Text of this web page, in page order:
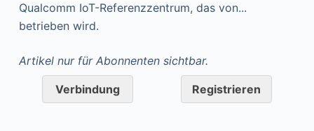
Qualcomm IoT-Referenzzentrum, das von...
betrieben wird.
Artikel nur für Abonnenten sichtbar.
Verbindung Registrieren